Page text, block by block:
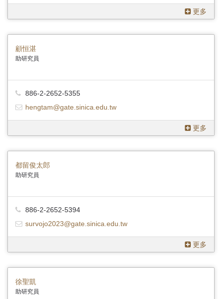
更多
顧恒湛
助研究員
886-2-2652-5355
hengtam@gate.sinica.edu.tw
更多
都留俊太郎
助研究員
886-2-2652-5394
survojo2023@gate.sinica.edu.tw
更多
徐聖凱
助研究員